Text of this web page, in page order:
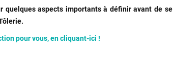
aspects importants à définir avant de se
pour vous, en cliquant-ici !